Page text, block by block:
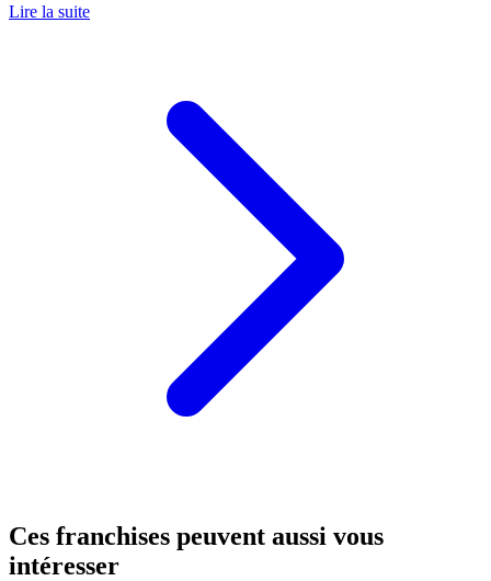
Lire la suite
Ces franchises peuvent aussi vous
intéresser